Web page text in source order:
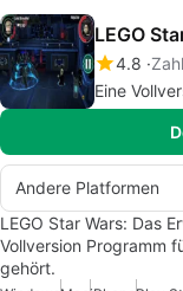
LEGO
4.8
Eine
Andere Platformen
LEGO Star Wars: Das
Vollversion Programm
gehört.